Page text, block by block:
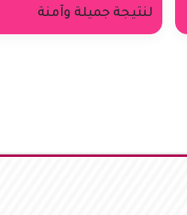
لنتيجة جميلة وآمنة